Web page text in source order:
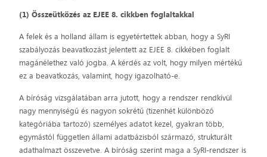
(1) Összeütközés az EJEE 8. cikkben foglaltakkal
A felek és a holland állam is egyetértettek abban, hogy a SyRI
szabályozás beavatkozást jelentett az EJEE 8. cikkében foglalt
magánélethez való jogba. A kérdés az volt, hogy milyen mértékű
ez a beavatkozás, valamint, hogy igazolható-e.
A bíróság vizsgálatában arra jutott, hogy a rendszer rendkívül
nagy mennyiségű és nagyon sokrétű (tizenhét különböző
kategóriába tartozó) személyes adatot kezel, gyakran több,
egymástól független állami adatbázisból származó, strukturált
adathalmazt összevetve. A bíróság szerint maga a SyRI-rendszer is